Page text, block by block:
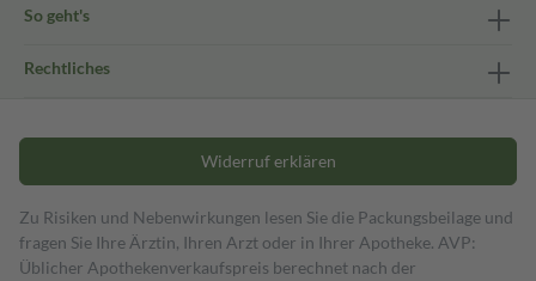
So geht's
Rechtliches
Widerruf erklären
Zu Risiken und Nebenwirkungen lesen Sie die Packungsbeilage und
fragen Sie Ihre Ärztin, Ihren Arzt oder in Ihrer Apotheke. AVP:
Üblicher Apothekenverkaufspreis berechnet nach der